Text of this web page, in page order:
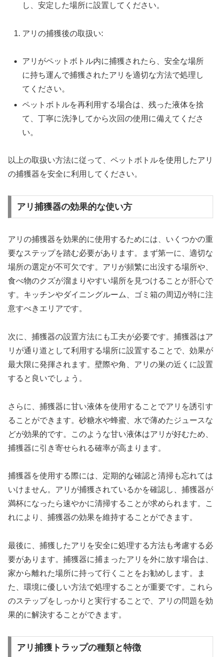
し、安定した場所に設置してください。
アリの捕獲後の取扱い:
アリがペットボトル内に捕獲されたら、安全な場所
に持ち運んで捕獲されたアリを適切な方法で処理し
てください。
ペットボトルを再利用する場合は、残った液体を捨
て、丁寧に洗浄してから次回の使用に備えてくださ
い。
以上の取扱い方法に従って、ペットボトルを使用したアリ
の捕獲器を安全に利用してください。
アリ捕獲器の効果的な使い方
アリの捕獲器を効果的に使用するためには、いくつかの重
要なステップを踏む必要があります。まず第一に、適切な
場所の選定が不可欠です。アリが頻繁に出没する場所や、
食べ物のクズが溜まりやすい場所を見つけることが肝心で
す。キッチンやダイニングルーム、ゴミ箱の周辺が特に注
意すべきエリアです。
次に、捕獲器の設置方法にも工夫が必要です。捕獲器はア
リが通り道として利用する場所に設置することで、効果が
最大限に発揮されます。壁際や角、アリの巣の近くに設置
すると良いでしょう。
さらに、捕獲器に甘い液体を使用することでアリを誘引す
ることができます。砂糖水や蜂蜜、水で薄めたジュースな
どが効果的です。このような甘い液体はアリが好むため、
捕獲器に引き寄せられる確率が高まります。
捕獲器を使用する際には、定期的な確認と清掃も忘れては
いけません。アリが捕獲されているかを確認し、捕獲器が
満杯になったら速やかに清掃することが求められます。こ
れにより、捕獲器の効果を維持することができます。
最後に、捕獲したアリを安全に処理する方法も考慮する必
要があります。捕獲器に捕まったアリを外に放す場合は、
家から離れた場所に持って行くことをお勧めします。ま
た、環境に優しい方法で処理することが重要です。これら
のステップをしっかりと実行することで、アリの問題を効
果的に解決することができます。
アリ捕獲トラップの種類と特徴